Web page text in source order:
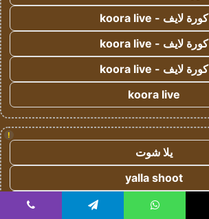
كورة لايف - koora live
كورة لايف - koora live
كورة لايف - koora live
koora live
!
يلا شوت
yalla shoot
يلا شوت زون